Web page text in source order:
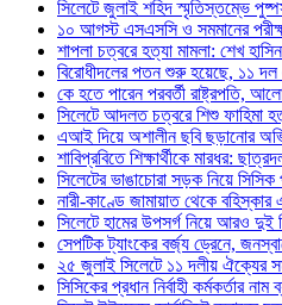
সিলেটে জুলাই শহিদ স্মৃতিস্তম্ভে
১০ আগস্ট এসএসসি ও সমমানের
শাপলা চত্বরে হত্যা মামলা: শেখ
বিরোধীদলের পতন শুরু হয়েছে, ১১ দল
কে হতে পারেন পরবর্তী রাষ্ট্রপতি,
সিলেটে আদলত চত্বরে শিশু ফাহিমা
এআই দিয়ে অশালীন ছবি ছড়ানোর
শাবিপ্রবিতে শিক্ষার্থীকে মারধর:
সিলেটের ভাঙাচোরা সড়ক নিয়ে
নারী-কাণ্ডে জামায়াত থেকে
সিলেটে হামের উপসর্গ নিয়ে আরও দুই
সেপটিক ট্যাংকের বর্জ্য ড্রেনে,
২৫ জুলাই সিলেটে ১১ দলীয় ঐক্যের
সিসিকের প্রধান নির্বাহী কর্মকর্তার